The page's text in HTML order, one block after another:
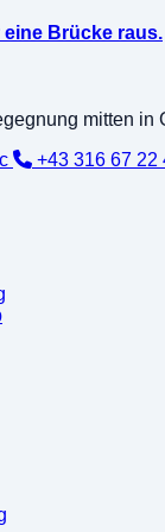
Brücke raus.
mitten
+43 316 67 22